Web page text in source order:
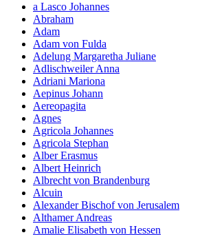
a Lasco Johannes
Abraham
Adam
Adam von Fulda
Adelung Margaretha Juliane
Adlischweiler Anna
Adriani Mariona
Aepinus Johann
Aereopagita
Agnes
Agricola Johannes
Agricola Stephan
Alber Erasmus
Albert Heinrich
Albrecht von Brandenburg
Alcuin
Alexander Bischof von Jerusalem
Althamer Andreas
Amalie Elisabeth von Hessen